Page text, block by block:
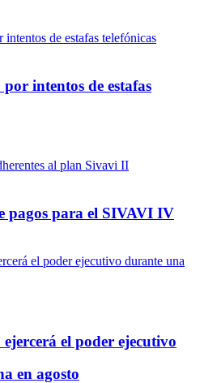
intentos de estafas
pagos para el SIVAVI IV
el poder ejecutivo
en agosto